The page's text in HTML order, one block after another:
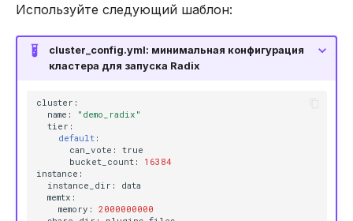
client getname
client help
client info
client kill
client list
Используйте следующий шаблон:
cluster_config.yml: минимальная конфигурация
кластера для запуска Radix
cluster :
name :
"demo_radix"
tier :
default :
can_vote :
true
bucket_count :
16384
instance :
instance_dir :
data
memtx :
memory :
2000000000